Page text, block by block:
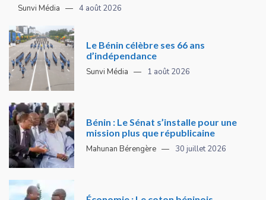
Sunvi Média 4 août 2026
Le Bénin célèbre ses 66 ans
d’indépendance
Sunvi Média 1 août 2026
Bénin : Le Sénat s’installe pour une
mission plus que républicaine
Mahunan Bérengère 30 juillet 2026